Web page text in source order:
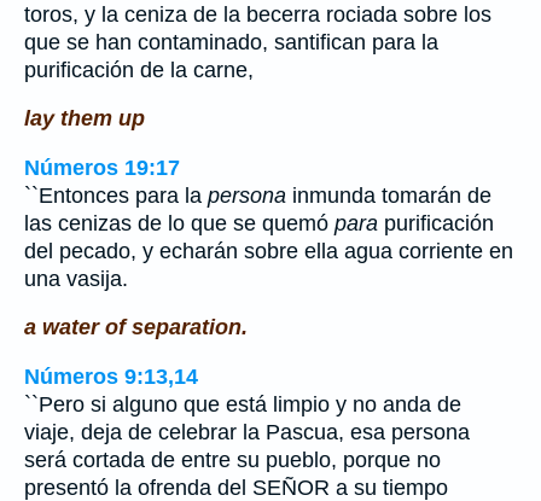
toros, y la ceniza de la becerra rociada sobre los
que se han contaminado, santifican para la
purificación de la carne,
lay them up
Números 19:17
``Entonces para la persona inmunda tomarán de
las cenizas de lo que se quemó para purificación
del pecado, y echarán sobre ella agua corriente en
una vasija.
a water of separation.
Números 9:13,14
``Pero si alguno que está limpio y no anda de
viaje, deja de celebrar la Pascua, esa persona
será cortada de entre su pueblo, porque no
presentó la ofrenda del SEÑOR a su tiempo